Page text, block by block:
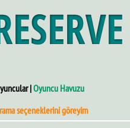
|Oyuncu Havuzu
seçeneklerini göreyim